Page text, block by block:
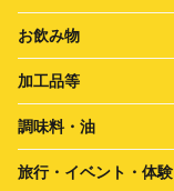
お飲み物
加工品等
調味料・油
旅行・イベント・体験